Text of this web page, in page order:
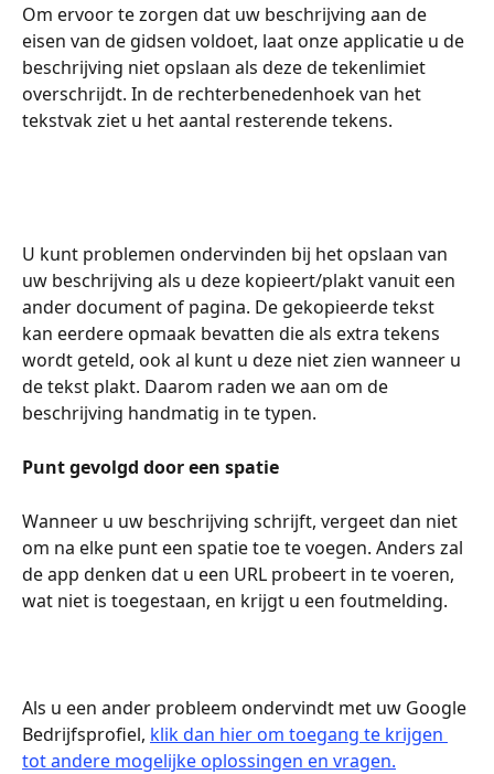
Om ervoor te zorgen dat uw beschrijving aan de
eisen van de gidsen voldoet, laat onze applicatie u de
beschrijving niet opslaan als deze de tekenlimiet
overschrijdt. In de rechterbenedenhoek van het
tekstvak ziet u het aantal resterende tekens.
U kunt problemen ondervinden bij het opslaan van
uw beschrijving als u deze kopieert/plakt vanuit een
ander document of pagina. De gekopieerde tekst
kan eerdere opmaak bevatten die als extra tekens
wordt geteld, ook al kunt u deze niet zien wanneer u
de tekst plakt. Daarom raden we aan om de
beschrijving handmatig in te typen.
Punt gevolgd door een spatie
Wanneer u uw beschrijving schrijft, vergeet dan niet
om na elke punt een spatie toe te voegen. Anders zal
de app denken dat u een URL probeert in te voeren,
wat niet is toegestaan, en krijgt u een foutmelding.
Als u een ander probleem ondervindt met uw Google
Bedrijfsprofiel, klik dan hier om toegang te krijgen
tot andere mogelijke oplossingen en vragen.